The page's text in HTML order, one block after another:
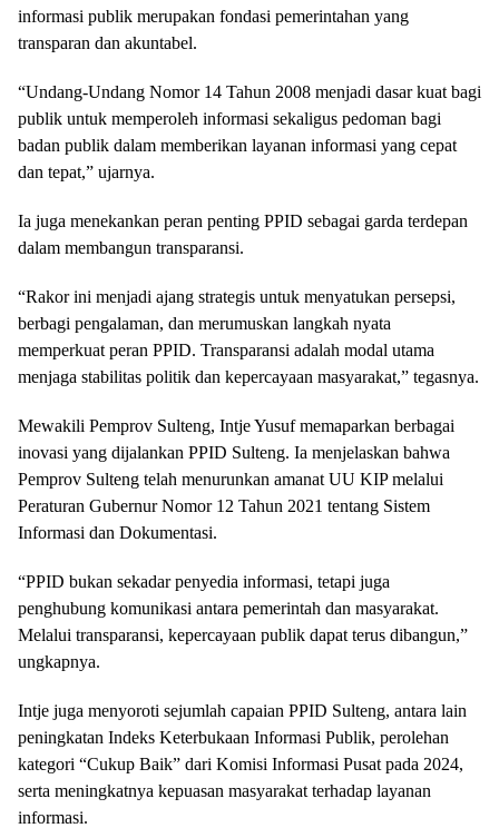
informasi publik merupakan fondasi pemerintahan yang
transparan dan akuntabel.
“Undang-Undang Nomor 14 Tahun 2008 menjadi dasar kuat bagi
publik untuk memperoleh informasi sekaligus pedoman bagi
badan publik dalam memberikan layanan informasi yang cepat
dan tepat,” ujarnya.
Ia juga menekankan peran penting PPID sebagai garda terdepan
dalam membangun transparansi.
“Rakor ini menjadi ajang strategis untuk menyatukan persepsi,
berbagi pengalaman, dan merumuskan langkah nyata
memperkuat peran PPID. Transparansi adalah modal utama
menjaga stabilitas politik dan kepercayaan masyarakat,” tegasnya.
Mewakili Pemprov Sulteng, Intje Yusuf memaparkan berbagai
inovasi yang dijalankan PPID Sulteng. Ia menjelaskan bahwa
Pemprov Sulteng telah menurunkan amanat UU KIP melalui
Peraturan Gubernur Nomor 12 Tahun 2021 tentang Sistem
Informasi dan Dokumentasi.
“PPID bukan sekadar penyedia informasi, tetapi juga
penghubung komunikasi antara pemerintah dan masyarakat.
Melalui transparansi, kepercayaan publik dapat terus dibangun,”
ungkapnya.
Intje juga menyoroti sejumlah capaian PPID Sulteng, antara lain
peningkatan Indeks Keterbukaan Informasi Publik, perolehan
kategori “Cukup Baik” dari Komisi Informasi Pusat pada 2024,
serta meningkatnya kepuasan masyarakat terhadap layanan
informasi.